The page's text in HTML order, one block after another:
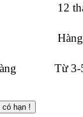
12
Từ 3-
hạn !